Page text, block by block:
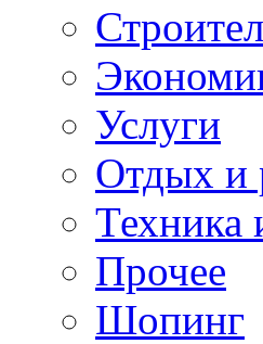
Услуги
Отдых и
Техника
Прочее
Шопинг